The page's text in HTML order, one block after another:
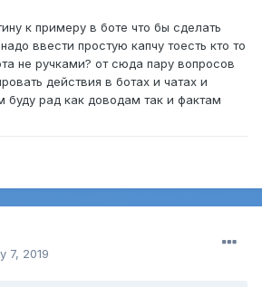
к примеру в боте что бы сделать
ввести простую капчу тоесть кто то
не ручками? от сюда пару вопросов
действия в ботах и чатах и
буду рад как доводам так и фактам
7, 2019